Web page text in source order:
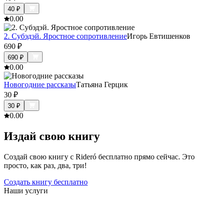
40 ₽
0.00
2. Субэдэй. Яростное сопротивлениеИгорь Евтишенков
690 ₽
690 ₽
0.00
Новогодние рассказыТатьяна Герцик
30 ₽
30 ₽
0.00
Издай свою книгу
Создай свою книгу с Rideró бесплатно прямо сейчас. Это
просто, как раз, два, три!
Создать книгу бесплатно
Наши услуги